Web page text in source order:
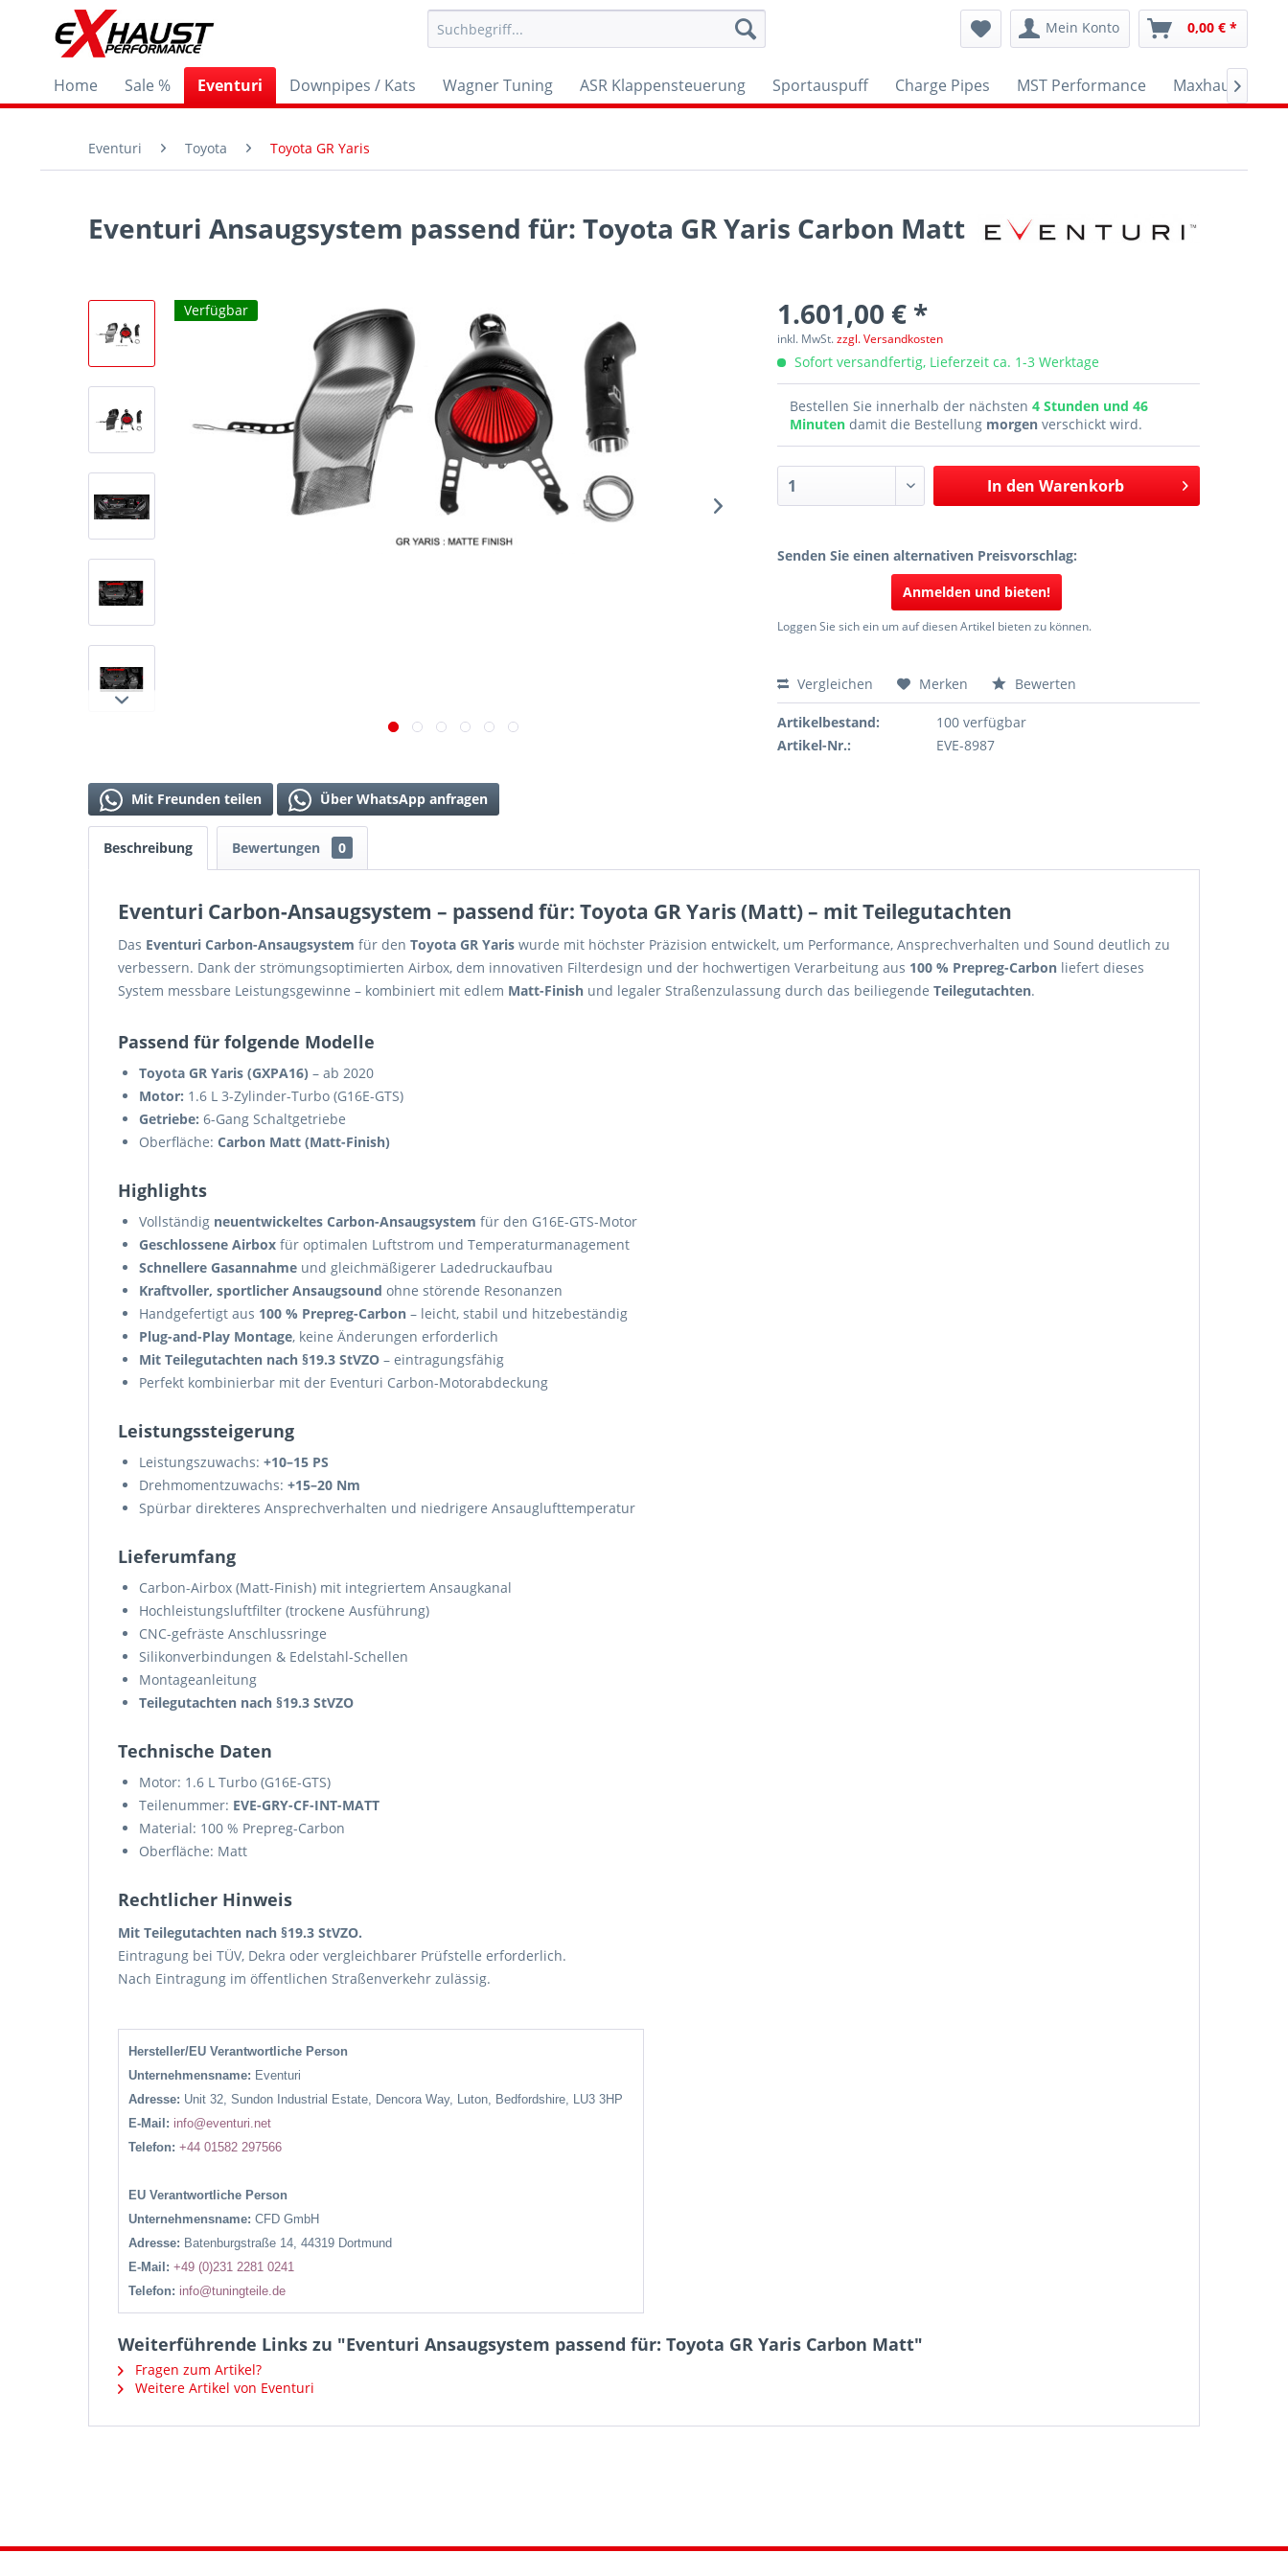
Mein Konto 0,00 € *
Home Sale % Eventuri Downpipes / Kats Wagner Tuning ASR Klappensteuerung Sportauspuff Charge Pipes MST Performance Maxhaust

Eventuri Toyota Toyota GR Yaris
Eventuri Ansaugsystem passend für: Toyota GR Yaris Carbon Matt
Verfügbar 1.601,00 € *
inkl. MwSt.zzgl. Versandkosten
Sofort versandfertig, Lieferzeit ca. 1-3 Werktage
Bestellen Sie innerhalb der nächsten4 Stunden und 46
Minutendamit die Bestellung morgen verschickt wird.
In den Warenkorb
Senden Sie einen alternativen Preisvorschlag:
Anmelden und bieten!
Loggen Sie sich ein um auf diesen Artikel bieten zu können.
Vergleichen Merken Bewerten
Artikelbestand:
100 verfügbar
Artikel-Nr.:
EVE-8987
Mit Freunden teilen Über WhatsApp anfragen
Beschreibung Bewertungen 0
Eventuri Carbon-Ansaugsystem – passend für: Toyota GR Yaris (Matt) – mit Teilegutachten
Das Eventuri Carbon-Ansaugsystem für den Toyota GR Yaris wurde mit höchster Präzision entwickelt, um Performance, Ansprechverhalten und Sound deutlich zu
verbessern. Dank der strömungsoptimierten Airbox, dem innovativen Filterdesign und der hochwertigen Verarbeitung aus 100 % Prepreg-Carbon liefert dieses
System messbare Leistungsgewinne – kombiniert mit edlem Matt-Finish und legaler Straßenzulassung durch das beiliegende Teilegutachten.
Passend für folgende Modelle
Toyota GR Yaris (GXPA16) – ab 2020
Motor: 1.6 L 3-Zylinder-Turbo (G16E-GTS)
Getriebe: 6-Gang Schaltgetriebe
Oberfläche: Carbon Matt (Matt-Finish)
Highlights
Vollständig neuentwickeltes Carbon-Ansaugsystem für den G16E-GTS-Motor
Geschlossene Airbox für optimalen Luftstrom und Temperaturmanagement
Schnellere Gasannahme und gleichmäßigerer Ladedruckaufbau
Kraftvoller, sportlicher Ansaugsound ohne störende Resonanzen
Handgefertigt aus 100 % Prepreg-Carbon – leicht, stabil und hitzebeständig
Plug-and-Play Montage, keine Änderungen erforderlich
Mit Teilegutachten nach §19.3 StVZO – eintragungsfähig
Perfekt kombinierbar mit der Eventuri Carbon-Motorabdeckung
Leistungssteigerung
Leistungszuwachs: +10–15 PS
Drehmomentzuwachs: +15–20 Nm
Spürbar direkteres Ansprechverhalten und niedrigere Ansauglufttemperatur
Lieferumfang
Carbon-Airbox (Matt-Finish) mit integriertem Ansaugkanal
Hochleistungsluftfilter (trockene Ausführung)
CNC-gefräste Anschlussringe
Silikonverbindungen & Edelstahl-Schellen
Montageanleitung
Teilegutachten nach §19.3 StVZO
Technische Daten
Motor: 1.6 L Turbo (G16E-GTS)
Teilenummer: EVE-GRY-CF-INT-MATT
Material: 100 % Prepreg-Carbon
Oberfläche: Matt
Rechtlicher Hinweis
Mit Teilegutachten nach §19.3 StVZO.
Eintragung bei TÜV, Dekra oder vergleichbarer Prüfstelle erforderlich.
Nach Eintragung im öffentlichen Straßenverkehr zulässig.
Hersteller/EU Verantwortliche Person
Unternehmensname: Eventuri
Adresse: Unit 32, Sundon Industrial Estate, Dencora Way, Luton, Bedfordshire, LU3 3HP
E-Mail: info@eventuri.net
Telefon: +44 01582 297566
EU Verantwortliche Person
Unternehmensname: CFD GmbH
Adresse: Batenburgstraße 14, 44319 Dortmund
E-Mail: +49 (0)231 2281 0241
Telefon: info@tuningteile.de
Weiterführende Links zu "Eventuri Ansaugsystem passend für: Toyota GR Yaris Carbon Matt"
Fragen zum Artikel?
Weitere Artikel von Eventuri